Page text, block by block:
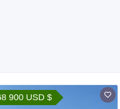
900 USD $